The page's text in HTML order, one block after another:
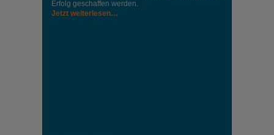
Erfolg geschaffen werden.
Jetzt weiterlesen…